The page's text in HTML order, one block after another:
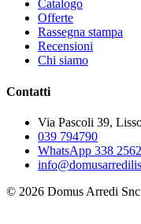
Catalogo
Offerte
Rassegna stampa
Recensioni
Chi siamo
Contatti
Via Pascoli 39,
039 794790
WhatsApp 338
© 2026 Domus Arredi